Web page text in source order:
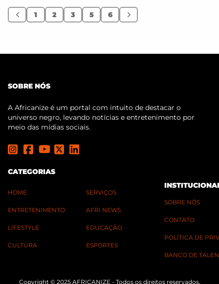
Anterior
1 2 3 5 6 Próximo
SOBRE NÓS
A Africanize é um portal com intuito de destacar o
universo negro, levando notícias e entretenimento por
meio das mídias sociais.
CATEGORIAS
HOME
ENTRETENIMENTO
LIFESTYLE
CULTURA
SERVIÇOS
AFRI NEWS
EDUCAÇÃO
ESPORTES
SOBRE NÓS
CONTATO
POLÍTICA DE
BANCO DE
Copyright © 2025 AFRICANIZE - Todos os direitos reservados.